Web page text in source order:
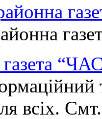
всіх.